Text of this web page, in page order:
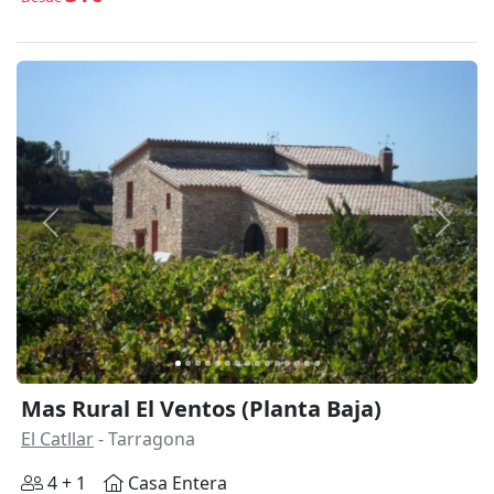
Anterior
Mas Rural El Ventos (Planta Baja)
El Catllar- Tarragona
4 + 1
Casa Entera